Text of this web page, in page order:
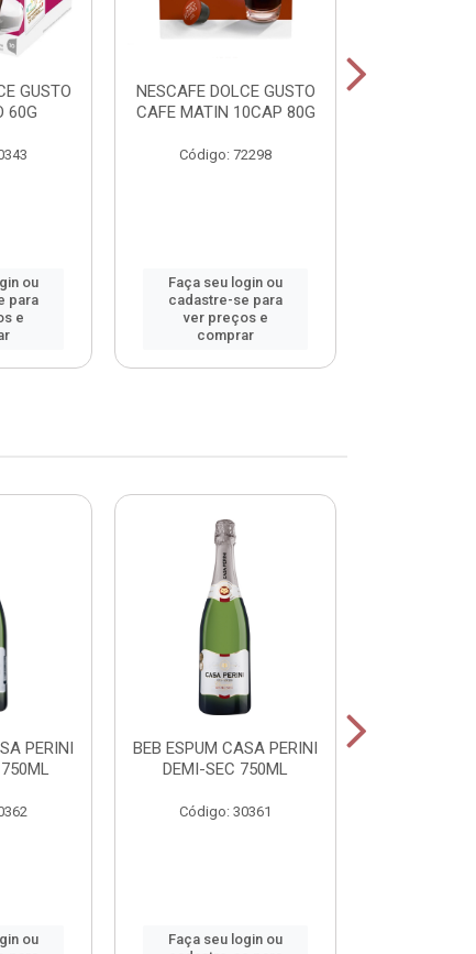
GUSTO
60G
ou
para
e
NESCAFE DOLCE GUSTO
CAFE MATIN 10CAP 80G
Código: 72298
Faça seu login ou
cadastre-se para
ver preços e
comprar
PERINI
ou
BEB ESPUM CASA PERINI
DEMI-SEC 750ML
Código: 30361
Faça seu login ou